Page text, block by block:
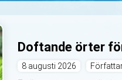
Doftande örter
8 augusti 2026